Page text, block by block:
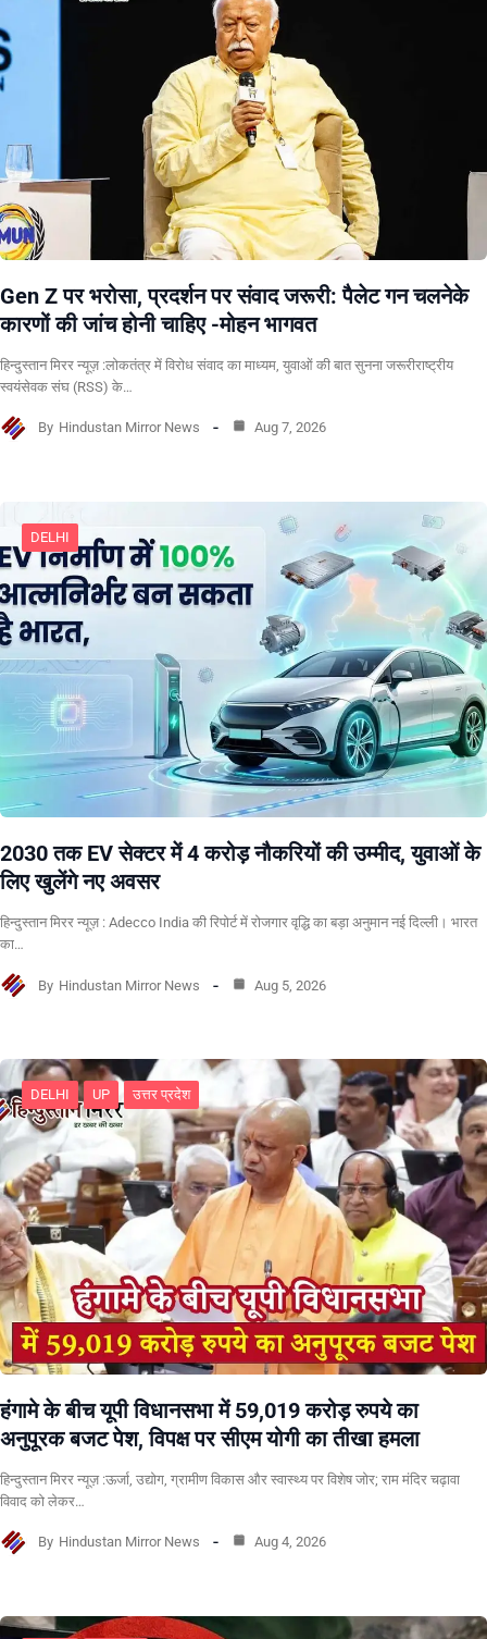
Gen Z पर भरोसा, प्रदर्शन पर संवाद जरूरी: पैलेट गन चलनेके
कारणों की जांच होनी चाहिए -मोहन भागवत
हिन्दुस्तान मिरर न्यूज़ :लोकतंत्र में विरोध संवाद का माध्यम, युवाओं की बात सुनना जरूरीराष्ट्रीय
स्वयंसेवक संघ (RSS) के…
By Hindustan Mirror News Aug 7, 2026
DELHI
2030 तक EV सेक्टर में 4 करोड़ नौकरियों की उम्मीद, युवाओं के
लिए खुलेंगे नए अवसर
हिन्दुस्तान मिरर न्यूज़ : Adecco India की रिपोर्ट में रोजगार वृद्धि का बड़ा अनुमान नई दिल्ली। भारत
का…
By Hindustan Mirror News Aug 5, 2026
DELHI UP उत्तर प्रदेश
हंगामे के बीच यूपी विधानसभा में 59,019 करोड़ रुपये का
अनुपूरक बजट पेश, विपक्ष पर सीएम योगी का तीखा हमला
हिन्दुस्तान मिरर न्यूज़ :ऊर्जा, उद्योग, ग्रामीण विकास और स्वास्थ्य पर विशेष जोर; राम मंदिर चढ़ावा
विवाद को लेकर…
By Hindustan Mirror News Aug 4, 2026